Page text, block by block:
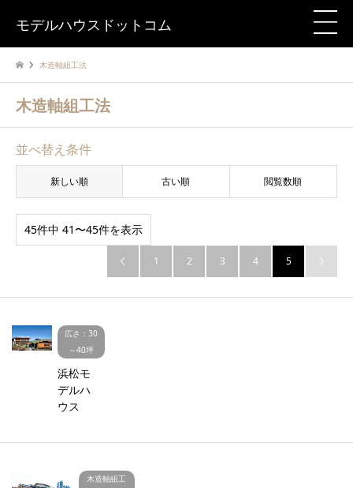
モデルハウスドットコム
木造軸組工法
木造軸組工法
並べ替え条件
新しい順 古い順 閲覧数順
45件中 41〜45件を表示
 1 2 3 4 5 
広さ：30
～40坪
浜松モ
デルハ
ウス
木造軸組工